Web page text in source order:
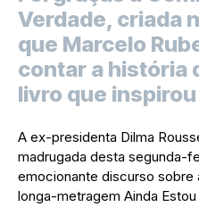
Verdade, criada
que Marcelo
contar a história
livro que
A ex-presidenta Dilma
madrugada desta segunda-
emocionante discurso sobre
longa-metragem Ainda